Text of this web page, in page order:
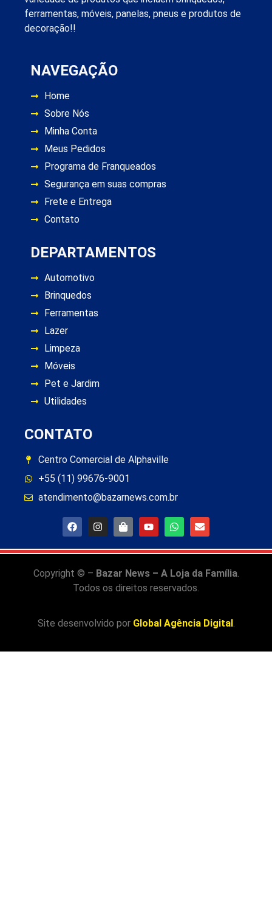
ferramentas, móveis, panelas, pneus e produtos de
decoração!!
NAVEGAÇÃO
Home
Sobre Nós
Minha Conta
Meus Pedidos
Programa de Franqueados
Segurança em suas compras
Frete e Entrega
Contato
DEPARTAMENTOS
Automotivo
Brinquedos
Ferramentas
Lazer
Limpeza
Móveis
Pet e Jardim
Utilidades
CONTATO
Centro Comercial de Alphaville
+55 (11) 99676-9001
atendimento@bazarnews.com.br
Copyright © – Bazar News – A Loja da Família.
Todos os direitos reservados.
Site desenvolvido por Global Agência Digital.